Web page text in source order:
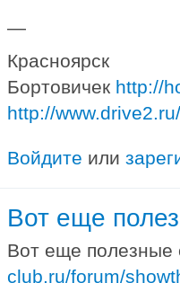
—
Красноярск
Бортовичек http://
http://
Войдите или
Вот еще
Вот еще полезные
club.ru/forum/